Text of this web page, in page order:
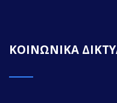
ΚΟΙΝΩΝΙΚΑ